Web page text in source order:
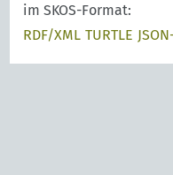
im SKOS-Format:
RDF/XML TURTLE